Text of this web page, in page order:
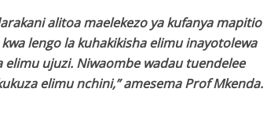
alitoa maelekezo ya kufanya mapitio
lengo la kuhakikisha elimu inayotolewa
ujuzi. Niwaombe wadau tuendelee
elimu nchini,” amesema Prof Mkenda.